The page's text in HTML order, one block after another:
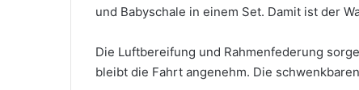
und Babyschale in einem Set. Damit ist der
Die Luftbereifung und Rahmenfederung
bleibt die Fahrt angenehm. Die